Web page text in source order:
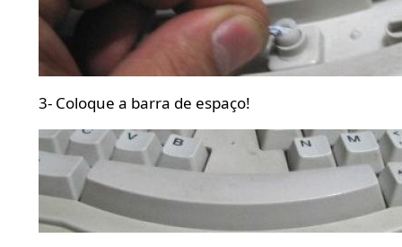
3- Coloque a barra de espaço!